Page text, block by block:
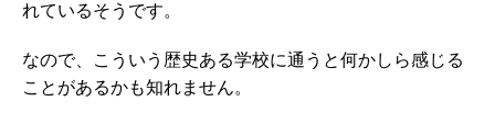
れているそうです。
なので、こういう歴史ある学校に通うと何かしら感じる
ことがあるかも知れません。